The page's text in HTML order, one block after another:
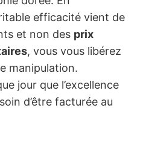
efficacité vient de
et non des prix
, vous vous libérez
manipulation.
jour que l’excellence
d’être facturée au